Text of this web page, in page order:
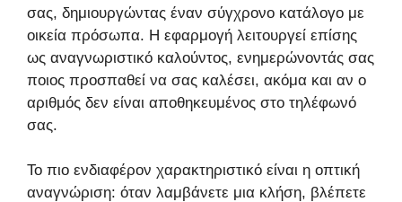
σας, δημιουργώντας έναν σύγχρονο κατάλογο με
οικεία πρόσωπα. Η εφαρμογή λειτουργεί επίσης
ως αναγνωριστικό καλούντος, ενημερώνοντάς σας
ποιος προσπαθεί να σας καλέσει, ακόμα και αν ο
αριθμός δεν είναι αποθηκευμένος στο τηλέφωνό
σας.
Το πιο ενδιαφέρον χαρακτηριστικό είναι η οπτική
αναγνώριση: όταν λαμβάνετε μια κλήση, βλέπετε